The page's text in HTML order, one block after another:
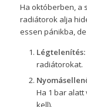
Ha októberben, a
radiátorok alja
essen pánikba,
Légtelenítés:
radiátorokat.
Ha 1 bar
kell).